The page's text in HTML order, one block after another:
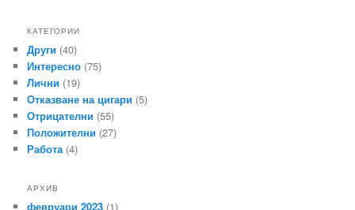
КАТЕГОРИИ
Други (40)
Интересно (75)
Лични (19)
Отказване на цигари (5)
Отрицателни (55)
Положителни (27)
Работа (4)
АРХИВ
февруари 2023 (1)